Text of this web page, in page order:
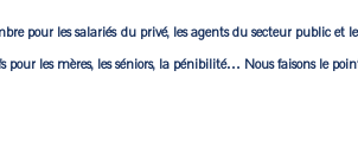
pour les salariés du privé, les agents du secteur public et
les mères, les séniors, la pénibilité… Nous faisons le